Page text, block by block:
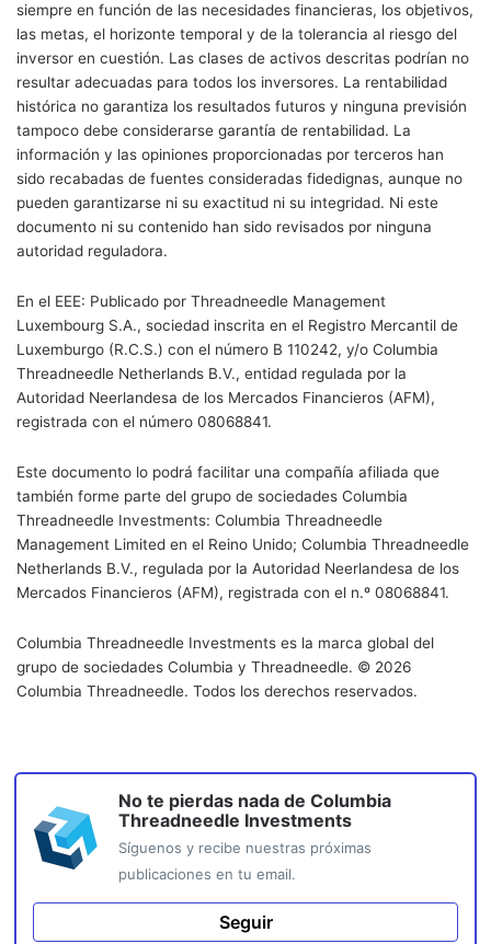
siempre en función de las necesidades financieras, los objetivos,
las metas, el horizonte temporal y de la tolerancia al riesgo del
inversor en cuestión. Las clases de activos descritas podrían no
resultar adecuadas para todos los inversores. La rentabilidad
histórica no garantiza los resultados futuros y ninguna previsión
tampoco debe considerarse garantía de rentabilidad. La
información y las opiniones proporcionadas por terceros han
sido recabadas de fuentes consideradas fidedignas, aunque no
pueden garantizarse ni su exactitud ni su integridad. Ni este
documento ni su contenido han sido revisados por ninguna
autoridad reguladora.
En el EEE: Publicado por Threadneedle Management
Luxembourg S.A., sociedad inscrita en el Registro Mercantil de
Luxemburgo (R.C.S.) con el número B 110242, y/o Columbia
Threadneedle Netherlands B.V., entidad regulada por la
Autoridad Neerlandesa de los Mercados Financieros (AFM),
registrada con el número 08068841.
Este documento lo podrá facilitar una compañía afiliada que
también forme parte del grupo de sociedades Columbia
Threadneedle Investments: Columbia Threadneedle
Management Limited en el Reino Unido; Columbia Threadneedle
Netherlands B.V., regulada por la Autoridad Neerlandesa de los
Mercados Financieros (AFM), registrada con el n.º 08068841.
Columbia Threadneedle Investments es la marca global del
grupo de sociedades Columbia y Threadneedle. © 2026
Columbia Threadneedle. Todos los derechos reservados.
No te pierdas nada de Columbia
Threadneedle Investments
Síguenos y recibe nuestras próximas
publicaciones en tu email.
Seguir